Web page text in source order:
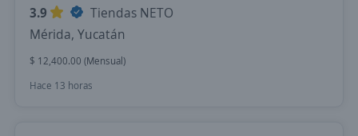
3.9
Tiendas NETO
Mérida, Yucatán
$ 12,400.00 (Mensual)
Hace 13 horas